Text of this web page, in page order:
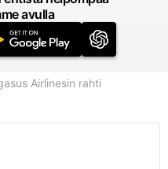
avulla
Airlinesin rahti